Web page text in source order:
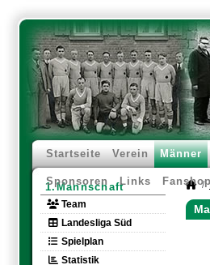
Startseite Verein Männer
Sponsoren Links
1.Mannschaft
Team
Landesliga Süd
Spielplan
Statistik